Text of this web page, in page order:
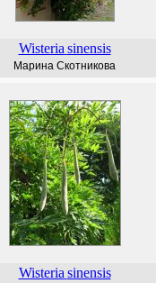
Wisteria sinensis
Марина Скотникова
Wisteria sinensis